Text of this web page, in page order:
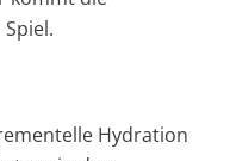
Hydration